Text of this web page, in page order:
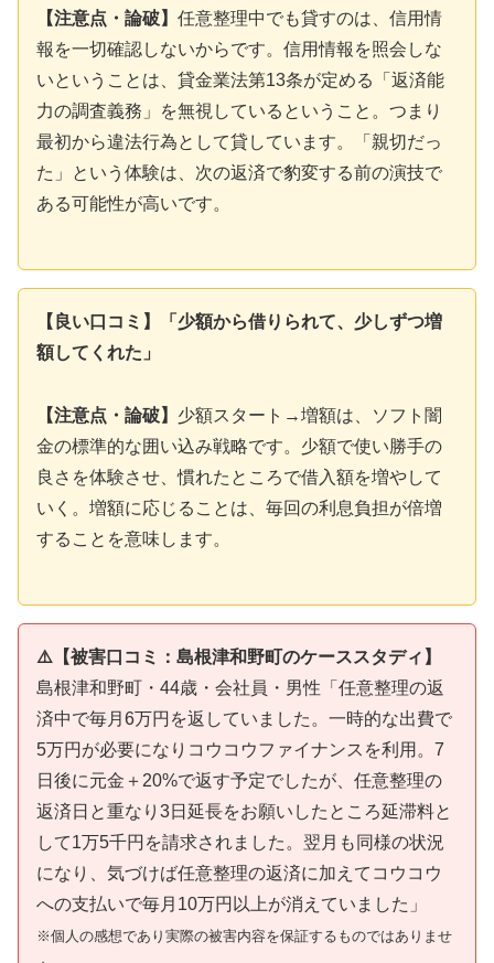
【注意点・論破】 任意整理中でも貸すのは、信用情
報を一切確認しないからです。信用情報を照会しな
いということは、貸金業法第13条が定める「返済能
力の調査義務」を無視しているということ。つまり
最初から違法行為として貸しています。「親切だっ
た」という体験は、次の返済で豹変する前の演技で
ある可能性が高いです。
【良い口コミ】「少額から借りられて、少しずつ増
額してくれた」
【注意点・論破】 少額スタート→増額は、ソフト闇
金の標準的な囲い込み戦略です。少額で使い勝手の
良さを体験させ、慣れたところで借入額を増やして
いく。増額に応じることは、毎回の利息負担が倍増
することを意味します。
⚠️【被害口コミ：島根津和野町のケーススタディ】
島根津和野町・44歳・会社員・男性「任意整理の返
済中で毎月6万円を返していました。一時的な出費で
5万円が必要になりコウコウファイナンスを利用。7
日後に元金＋20%で返す予定でしたが、任意整理の
返済日と重なり3日延長をお願いしたところ延滞料と
して1万5千円を請求されました。翌月も同様の状況
になり、気づけば任意整理の返済に加えてコウコウ
への支払いで毎月10万円以上が消えていました」
※個人の感想であり実際の被害内容を保証するものではありませ